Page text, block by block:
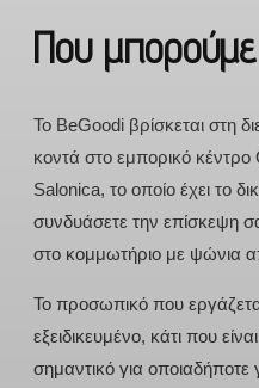
Που
Το BeGoodi βρίσκεται στη
κοντά στο εμπορικό κέντρο
Salonica, το οποίο έχει το
συνδυάσετε την επίσκεψη
στο κομμωτήριο με ψώνια
Το προσωπικό που
εξειδικευμένο, κάτι που
σημαντικό για